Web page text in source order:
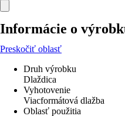
Informácie o
Preskočiť oblasť
Druh výrobku
Dlaždica
Vyhotovenie
Viacformátová dlažba
Oblasť použitia